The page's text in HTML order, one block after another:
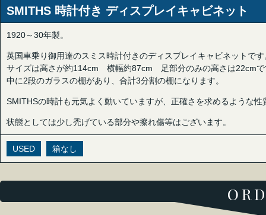
SMITHS 時計付き ディスプレイキャビネット
1920～30年製。
英国車乗り御用達のスミス時計付きのディスプレイキャビネットです
サイズは高さが約114cm 横幅約87cm 足部分のみの高さは22cmで
中に2段のガラスの棚があり、合計3分割の棚になります。
SMITHSの時計も元気よく動いていますが、正確さを求めるような
状態としては少し禿げている部分や擦れ傷等はございます。
USED 箱なし